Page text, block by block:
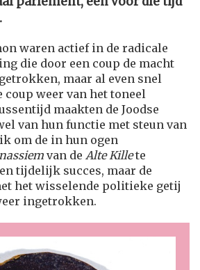
waren actief in de radicale
die door een coup de macht
maar al even snel
coup weer van het toneel
maakten de Joodse
van hun functie met steun van
om de in hun ogen
van de Alte Killete
tijdelijk succes, maar de
het wisselende politieke getij
ingetrokken.